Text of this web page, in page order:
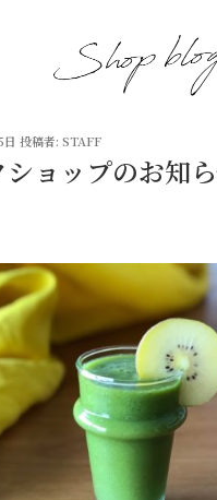
投稿者: STAFF
ショップのお知